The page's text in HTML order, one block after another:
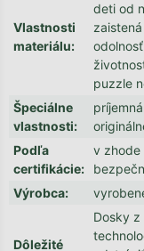
Vlastnosti
materiálu:
deti od
puzzle
Špeciálne
vlastnosti:
Podľa
certifikácie:
v zhode
Výrobca:
Dôležité
Dosky z